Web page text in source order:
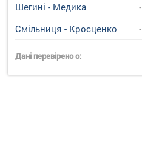
Шегині - Медика
-
Смільниця - Кросценко
-
Дані перевірено о: